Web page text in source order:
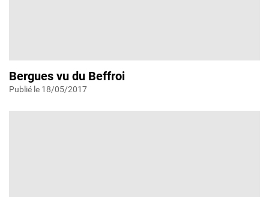
Bergues vu du Beffroi
Publié le 18/05/2017